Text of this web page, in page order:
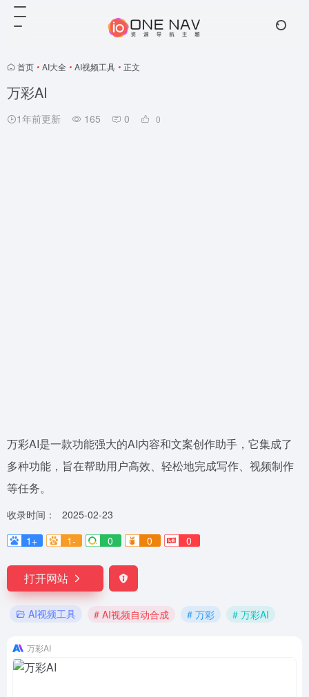
首页 • AI大全 • AI视频工具 • 正文
万彩AI
1年前更新 165 0 0
万彩AI是一款功能强大的AI内容和文案创作助手，它集成了
多种功能，旨在帮助用户高效、轻松地完成写作、视频制作
等任务。
收录时间：
2025-02-23
1+
1- 0 0 0
打开网站
AI视频工具 # AI视频自动合成 # 万彩 # 万彩AI
万彩AI